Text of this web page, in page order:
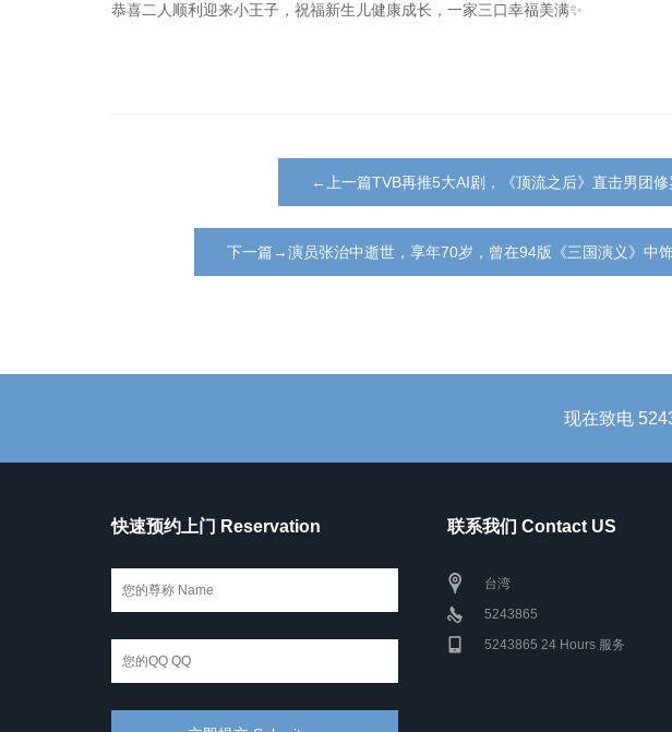
恭喜二人顺利迎来小王子，祝福新生儿健康成长，一家三口幸福美满✨
←上一篇TVB再推5大AI剧，《顶流之后》直击男团修
下一篇→演员张治中逝世，享年70岁，曾在94版《三国演义》中
现在致电
快速预约上门 Reservation 联系我们 Contact US
台湾
5243865
5243865 24 Hours 服务